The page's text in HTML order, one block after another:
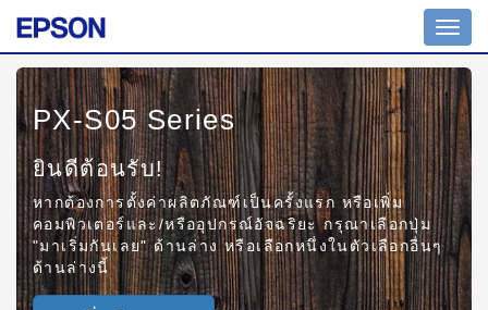
PX-S05 Series
ยินดีต้อนรับ!
หากต้องการตั้งค่าผลิตภัณฑ์เป็นครั้งแรก หรือเพิ่ม
คอมพิวเตอร์และ/หรืออุปกรณ์อัจฉริยะ กรุณาเลือกปุ่ม
"มาเริ่มกันเลย" ด้านล่าง หรือเลือกหนึ่งในตัวเลือกอื่นๆ
ด้านล่างนี้